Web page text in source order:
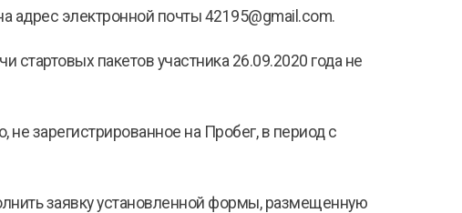
адрес электронной почты 42195@gmail.com.
пакетов участника 26.09.2020 года не
зарегистрированное на Пробег, в период с
заявку установленной формы, размещенную